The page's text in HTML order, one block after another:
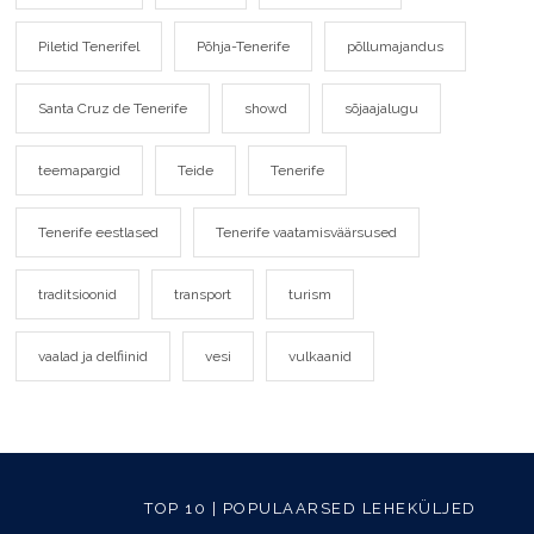
Piletid Tenerifel Põhja-Tenerife põllumajandus
Santa Cruz de Tenerife showd sõjaajalugu
teemapargid Teide Tenerife
Tenerife eestlased Tenerife vaatamisväärsused
traditsioonid transport turism
vaalad ja delfiinid vesi vulkaanid
TOP 10 | POPULAARSED LEHEKÜLJED